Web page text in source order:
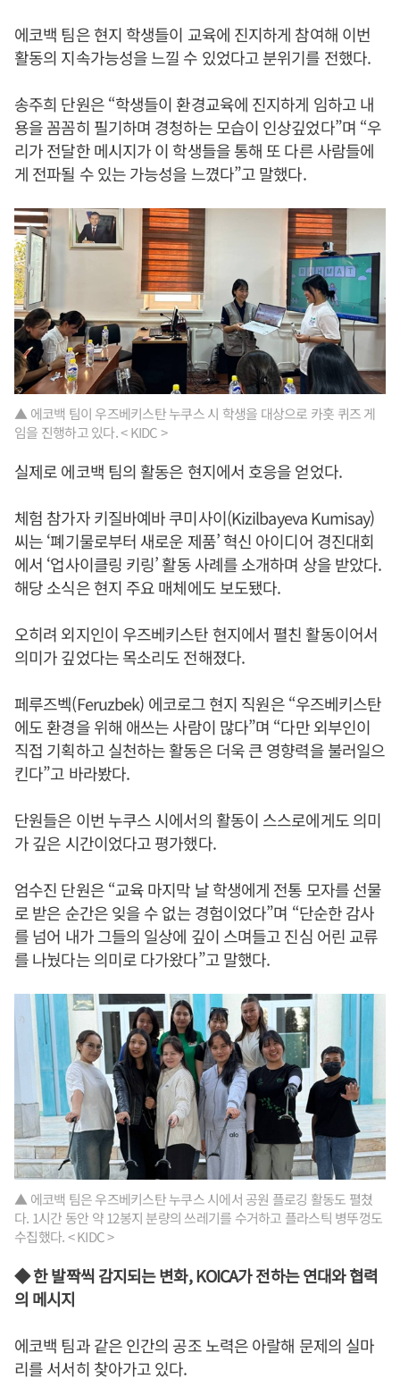
에코백 팀은 현지 학생들이 교육에 진지하게 참여해 이번
활동의 지속가능성을 느낄 수 있었다고 분위기를 전했다.
송주희 단원은 “학생들이 환경교육에 진지하게 임하고 내
용을 꼼꼼히 필기하며 경청하는 모습이 인상깊었다”며 “우
리가 전달한 메시지가 이 학생들을 통해 또 다른 사람들에
게 전파될 수 있는 가능성을 느꼈다”고 말했다.
▲ 에코백 팀이 우즈베키스탄 누쿠스 시 학생을 대상으로 카훗 퀴즈 게
임을 진행하고 있다. < KIDC >
실제로 에코백 팀의 활동은 현지에서 호응을 얻었다.
체험 참가자 키질바예바 쿠미사이(Kizilbayeva Kumisay)
씨는 ‘폐기물로부터 새로운 제품’ 혁신 아이디어 경진대회
에서 ‘업사이클링 키링’ 활동 사례를 소개하며 상을 받았다.
해당 소식은 현지 주요 매체에도 보도됐다.
오히려 외지인이 우즈베키스탄 현지에서 펼친 활동이어서
의미가 깊었다는 목소리도 전해졌다.
페루즈벡(Feruzbek) 에코로그 현지 직원은 “우즈베키스탄
에도 환경을 위해 애쓰는 사람이 많다”며 “다만 외부인이
직접 기획하고 실천하는 활동은 더욱 큰 영향력을 불러일으
킨다”고 바라봤다.
단원들은 이번 누쿠스 시에서의 활동이 스스로에게도 의미
가 깊은 시간이었다고 평가했다.
엄수진 단원은 “교육 마지막 날 학생에게 전통 모자를 선물
로 받은 순간은 잊을 수 없는 경험이었다”며 “단순한 감사
를 넘어 내가 그들의 일상에 깊이 스며들고 진심 어린 교류
를 나눴다는 의미로 다가왔다”고 말했다.
▲ 에코백 팀은 우즈베키스탄 누쿠스 시에서 공원 플로깅 활동도 펼쳤
다. 1시간 동안 약 12봉지 분량의 쓰레기를 수거하고 플라스틱 병뚜껑도
수집했다. < KIDC >
◆ 한 발짝씩 감지되는 변화, KOICA가 전하는 연대와 협력
의 메시지
에코백 팀과 같은 인간의 공조 노력은 아랄해 문제의 실마
리를 서서히 찾아가고 있다.